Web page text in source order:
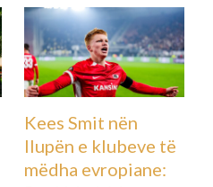
Kees Smit nën
llupën e klubeve të
mëdha evropiane: